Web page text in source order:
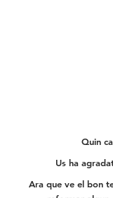
Quin
Us ha
Ara que ve el bon